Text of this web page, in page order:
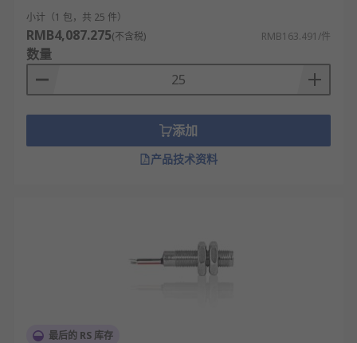
小计（1 包，共 25 件）
RMB4,087.275(不含税) RMB163.491/件
数量
添加
产品技术资料
最后的 RS 库存